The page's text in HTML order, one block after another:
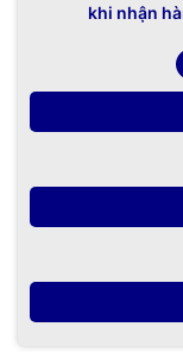
khi nhận